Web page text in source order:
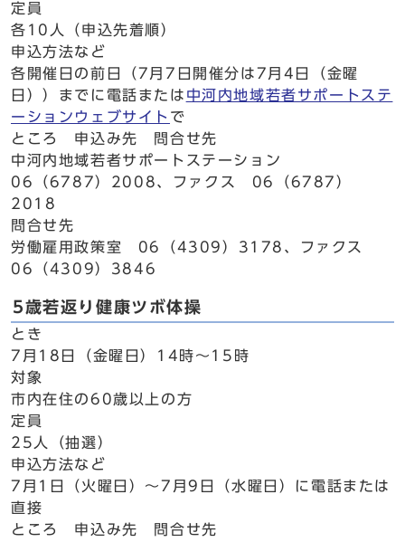
定員
各10人（申込先着順）
申込方法など
各開催日の前日（7月7日開催分は7月4日（金曜
日））までに電話または 中河内地域若者サポートステ
ーションウェブサイト で
ところ 申込み先 問合せ先
中河内地域若者サポートステーション
06（6787）2008、ファクス 06（6787）
2018
問合せ先
労働雇用政策室 06（4309）3178、ファクス
06（4309）3846
5歳若返り健康ツボ体操
とき
7月18日（金曜日）14時～15時
対象
市内在住の60歳以上の方
定員
25人（抽選）
申込方法など
7月1日（火曜日）～7月9日（水曜日）に電話または
直接
ところ 申込み先 問合せ先